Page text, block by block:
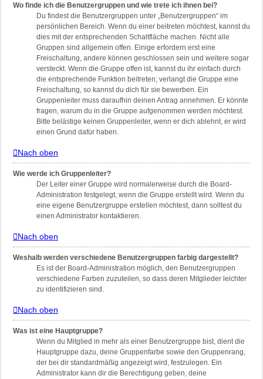
Wo finde ich die Benutzergruppen und wie trete ich ihnen bei?
Du findest die Benutzergruppen unter „Benutzergruppen“ im
persönlichen Bereich. Wenn du einer beitreten möchtest, kannst du
dies mit der entsprechenden Schaltfläche machen. Nicht alle
Gruppen sind allgemein offen. Einige erfordern erst eine
Freischaltung, andere können geschlossen sein und weitere sogar
versteckt. Wenn die Gruppe offen ist, kannst du ihr einfach durch
die entsprechende Funktion beitreten; verlangt die Gruppe eine
Freischaltung, so kannst du dich für sie bewerben. Ein
Gruppenleiter muss daraufhin deinen Antrag annehmen. Er könnte
fragen, warum du in die Gruppe aufgenommen werden möchtest.
Bitte belästige keinen Gruppenleiter, wenn er dich ablehnt, er wird
einen Grund dafür haben.
Nach oben
Wie werde ich Gruppenleiter?
Der Leiter einer Gruppe wird normalerweise durch die Board-
Administration festgelegt, wenn die Gruppe erstellt wird. Wenn du
eine eigene Benutzergruppe erstellen möchtest, dann solltest du
einen Administrator kontaktieren.
Nach oben
Weshalb werden verschiedene Benutzergruppen farbig dargestellt?
Es ist der Board-Administration möglich, den Benutzergruppen
verschiedene Farben zuzuteilen, so dass deren Mitglieder leichter
zu identifizieren sind.
Nach oben
Was ist eine Hauptgruppe?
Wenn du Mitglied in mehr als einer Benutzergruppe bist, dient die
Hauptgruppe dazu, deine Gruppenfarbe sowie den Gruppenrang,
der bei dir standardmäßig angezeigt wird, festzulegen. Ein
Administrator kann dir die Berechtigung geben, deine